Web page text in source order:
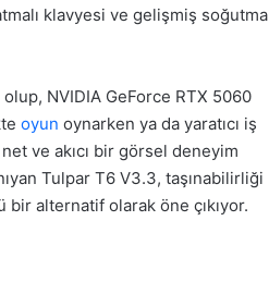
klavyesi ve gelişmiş soğutma
NVIDIA GeForce RTX 5060
oyun oynarken ya da yaratıcı iş
ve akıcı bir görsel deneyim
Tulpar T6 V3.3, taşınabilirliği
bir alternatif olarak öne çıkıyor.